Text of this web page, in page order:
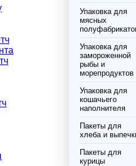
Упаковка для
мясных
Упаковка для
замороженной
рыбы и
морепродуктов
Упаковка для
кошачьего
наполнителя
Пакеты для
хлеба и
Пакеты для
курицы